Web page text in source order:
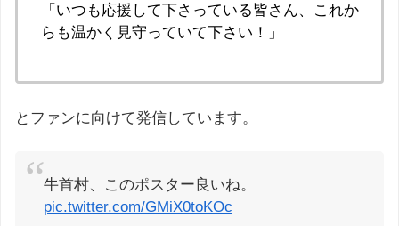
「いつも応援して下さっている皆さん、これか
らも温かく見守っていて下さい！」
とファンに向けて発信しています。
牛首村、このポスター良いね。
pic.twitter.com/GMiX0toKOc